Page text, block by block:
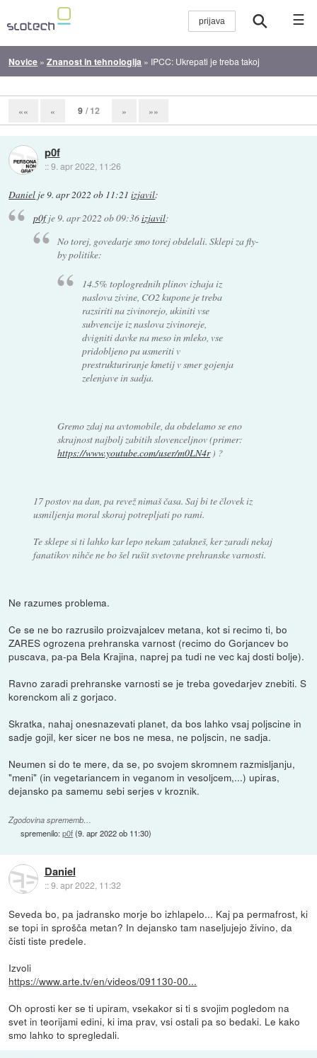
☰
Novice »Znanost in tehnologija » IPCC: Ukrepati je treba takoj
«« « 9 / 12 » »»
p0f
::9. apr 2022, 11:26
Daniel je9. apr 2022 ob 11:21 izjavil:
p0fje9. apr 2022 ob 09:36izjavil:
No torej, govedarje smo torej obdelali. Sklepi za fly-
by politike:
14.5% toplogrednih plinov izhaja iz
naslova zivine, CO2 kupone je treba
razsiriti na zivinorejo, ukiniti vse
subvencije iz naslova zivinoreje,
dvigniti davke na meso in mleko, vse
pridobljeno pa usmeriti v
prestrukturiranje kmetij v smer gojenja
zelenjave in sadja.
Gremo zdaj na avtomobile, da obdelamo se eno
skrajnost najbolj zabitih slovenceljnov (primer:
https://www.youtube.com/user/m0LN4r) ?
17 postov na dan, pa revež nimaš časa. Saj bi te človek iz
usmiljenja moral skoraj potrepljati po rami.
Te sklepe si ti lahko kar lepo nekam zatakneš, ker zaradi nekaj
fanatikov nihče ne bo šel rušit svetovne prehranske varnosti.
Ne razumes problema.
Ce se ne bo razrusilo proizvajalcev metana, kot si recimo ti, bo
ZARES ogrozena prehranska varnost (recimo do Gorjancev bo
puscava, pa-pa Bela Krajina, naprej pa tudi ne vec kaj dosti bolje).
Ravno zaradi prehranske varnosti se je treba govedarjev znebiti. S
korenckom ali z gorjaco.
Skratka, nahaj onesnazevati planet, da bos lahko vsaj poljscine in
sadje gojil, ker sicer ne bos ne mesa, ne poljscin, ne sadja.
Neumen si do te mere, da se, po svojem skromnem razmisljanju,
"meni" (in vegetariancem in veganom in vesoljcem,...) upiras,
dejansko pa samemu sebi serjes v kroznik.
Zgodovina sprememb…
spremenilo:p0f(9. apr 2022 ob 11:30)
Daniel
::9. apr 2022, 11:32
Seveda bo, pa jadransko morje bo izhlapelo... Kaj pa permafrost, ki
se topi in sprošča metan? In dejansko tam naseljujejo živino, da
čisti tiste predele.
Izvoli
https://www.arte.tv/en/videos/091130-00...
Oh oprosti ker se ti upiram, vsekakor si ti s svojim pogledom na
svet in teorijami edini, ki ima prav, vsi ostali pa so bedaki. Le kako
smo lahko to spregledali.